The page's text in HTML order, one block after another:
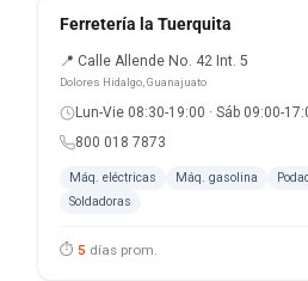
Ferretería la Tuerquita
📍 Calle Allende No. 42 Int. 5
Dolores Hidalgo, Guanajuato
Lun-Vie 08:30-19:00 · Sáb 09:00-
800 018 7873
Máq. eléctricas Máq. gasolina
Soldadoras
⏱ 5 días prom.